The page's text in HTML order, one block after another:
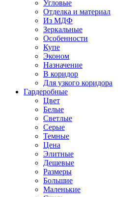
Угловые
Отделка и материал
Из МДФ
Зеркальные
Особенности
Купе
Эконом
Назначение
В коридор
Для узкого коридора
Гардеробные
Цвет
Белые
Светлые
Серые
Темные
Цена
Элитные
Дешевые
Размеры
Большие
Маленькие